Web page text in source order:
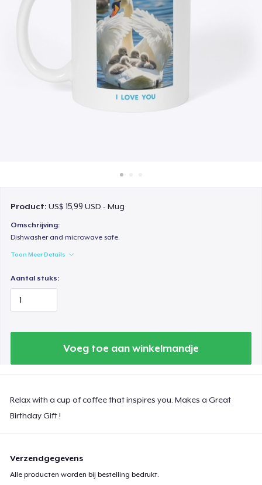
Verkoop overal
Verkoop alles
Product:US$ 15,99 USD - Mug
Omschrijving:
Dishwasher and microwave safe.
Toon Meer Details
Aantal stuks:
Voeg toe aan winkelmandje
Relax with a cup of coffee that inspires you. Makes a Great
Birthday Gift !
Verzendgegevens
Alle producten worden bij bestelling bedrukt.